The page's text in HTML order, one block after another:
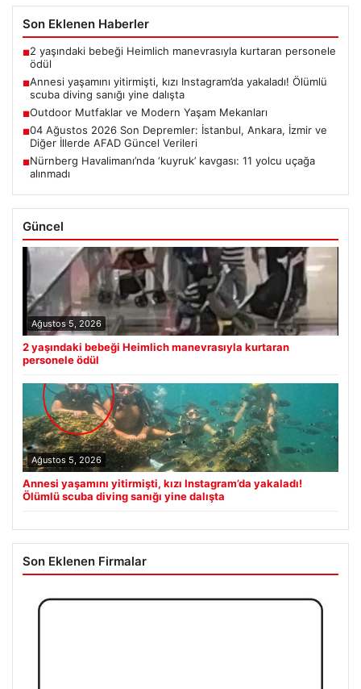
Son Eklenen Haberler
■2 yaşındaki bebeği Heimlich manevrasıyla kurtaran personele
ödül
■Annesi yaşamını yitirmişti, kızı Instagram’da yakaladı! Ölümlü
scuba diving sanığı yine dalışta
■Outdoor Mutfaklar ve Modern Yaşam Mekanları
■04 Ağustos 2026 Son Depremler: İstanbul, Ankara, İzmir ve
Diğer İllerde AFAD Güncel Verileri
■Nürnberg Havalimanı’nda ‘kuyruk’ kavgası: 11 yolcu uçağa
alınmadı
Güncel
Ağustos 5, 2026
2 yaşındaki bebeği Heimlich manevrasıyla kurtaran
personele ödül
Ağustos 5, 2026
Annesi yaşamını yitirmişti, kızı Instagram’da yakaladı!
Ölümlü scuba diving sanığı yine dalışta
Son Eklenen Firmalar